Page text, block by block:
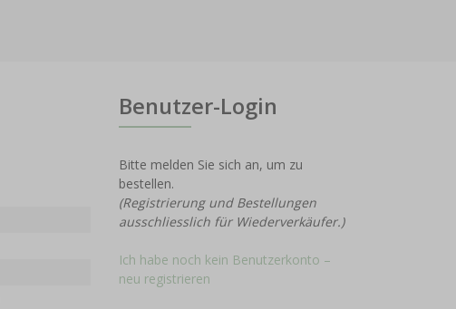
Benutzer-Login
Bitte melden Sie sich an, um zu
bestellen.
(Registrierung und Bestellungen
ausschliesslich für Wiederverkäufer.)
Ich habe noch kein Benutzerkonto –
neu registrieren